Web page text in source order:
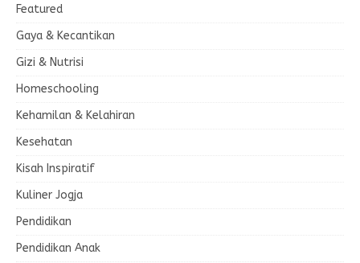
Featured
Gaya & Kecantikan
Gizi & Nutrisi
Homeschooling
Kehamilan & Kelahiran
Kesehatan
Kisah Inspiratif
Kuliner Jogja
Pendidikan
Pendidikan Anak